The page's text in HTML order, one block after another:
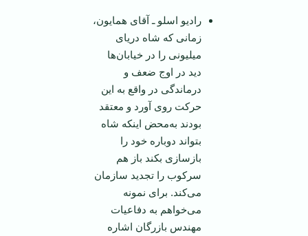
رادیو اسلو ـ آقای همایون،
زمانی که شاه دریای
میلیونی را در خیابان‌ها
دید در اوج ضعف و
درماندگی در واقع به این
حرکت روی آورد و معتقد
بودند به‌محض اینکه شاه
بتواند دوباره خود را
بازسازی بکند باز هم
سرکوب را تجدید سازمان
می‌کند. برای نمونه
می‌خواهم به دفاعیات
مهندس بازرگان اشاره